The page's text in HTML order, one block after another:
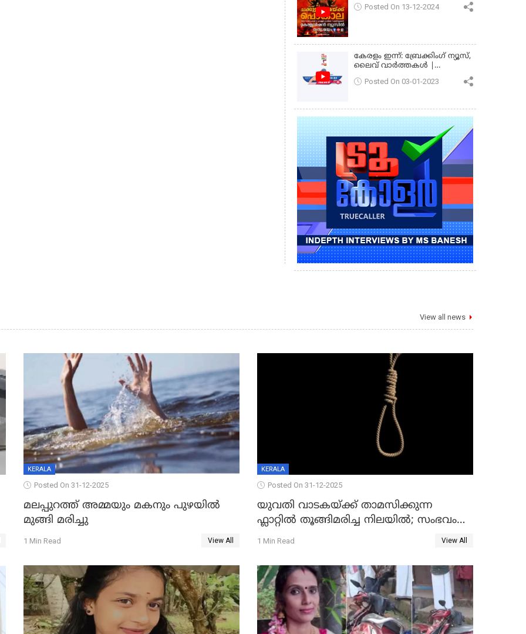
Posted On 13-12-2024
കേരളം ഇന്ന്: ബ്രേക്കിംഗ് ന്യൂസ്,
ലൈവ് വാർത്തകൾ |
Posted On 03-01-2023
View all news
KERALA
Posted On 31-12-2025
മലപ്പുറത്ത് അമ്മയും മകനും പുഴയിൽ
മുങ്ങി മരിച്ചു
1 Min Read View All
KERALA
Posted On 31-12-2025
യുവതി വാടകയ്ക്ക് താമസിക്കുന്ന
ഫ്ലാറ്റില്‍ തൂങ്ങിമരിച്ച നിലയില്‍; സംഭവം
കൈതപ്പൊയിലില്‍
1 Min Read View All